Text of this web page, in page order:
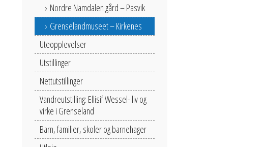
Nordre Namdalen gård – Pasvik
Grenselandmuseet – Kirkenes
Uteopplevelser
Utstillinger
Nettutstillinger
Vandreutstilling: Ellisif Wessel- liv og
virke i Grenseland
Barn, familier, skoler og barnehager